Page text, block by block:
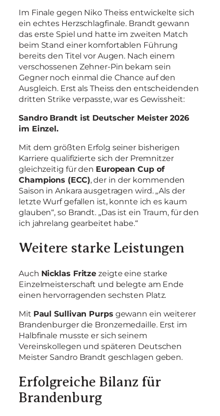
Im Finale gegen Niko Theiss entwickelte sich
ein echtes Herzschlagfinale. Brandt gewann
das erste Spiel und hatte im zweiten Match
beim Stand einer komfortablen Führung
bereits den Titel vor Augen. Nach einem
verschossenen Zehner-Pin bekam sein
Gegner noch einmal die Chance auf den
Ausgleich. Erst als Theiss den entscheidenden
dritten Strike verpasste, war es Gewissheit:
Sandro Brandt ist Deutscher Meister 2026
im Einzel.
Mit dem größten Erfolg seiner bisherigen
Karriere qualifizierte sich der Premnitzer
gleichzeitig für den European Cup of
Champions (ECC), der in der kommenden
Saison in Ankara ausgetragen wird. „Als der
letzte Wurf gefallen ist, konnte ich es kaum
glauben“, so Brandt. „Das ist ein Traum, für den
ich jahrelang gearbeitet habe.“
Weitere starke Leistungen
Auch Nicklas Fritze zeigte eine starke
Einzelmeisterschaft und belegte am Ende
einen hervorragenden sechsten Platz.
Mit Paul Sullivan Purps gewann ein weiterer
Brandenburger die Bronzemedaille. Erst im
Halbfinale musste er sich seinem
Vereinskollegen und späteren Deutschen
Meister Sandro Brandt geschlagen geben.
Erfolgreiche Bilanz für
Brandenburg